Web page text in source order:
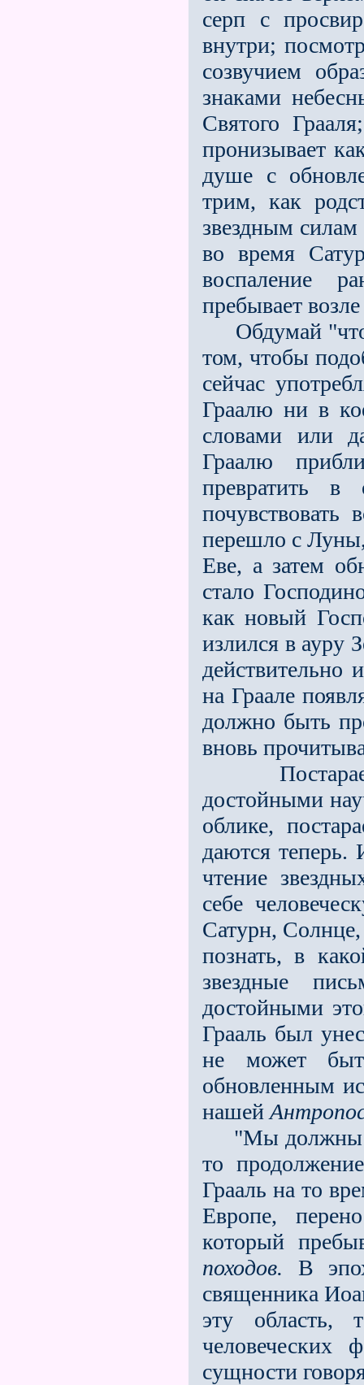
серп с
внутри;
созвучием
знаками
Святого
пронизывает
душе с
трим, как
звездным силам
во время
воспаление
пребывает
Обдумай
том, чтобы
сейчас
Граалю ни в
словами или
Граалю
превратить в
почувствовать
перешло с
Еве, а затем
стало
как новый
излился в ауру
действительно
на Граале
должно быть
вновь
достойными
облике,
даются теперь.
чтение
себе
Сатурн,
познать, в
звездные
достойными
Грааль был
не может
обновленным
нашей
"Мы должны
то
Грааль на то
Европе,
который
походов. В
священника
эту
человеческих
сущности